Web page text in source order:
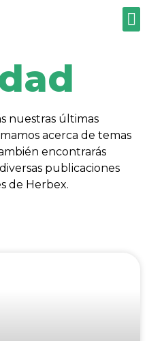
nuestras últimas
acerca de temas
encontrarás
publicaciones
de Herbex.